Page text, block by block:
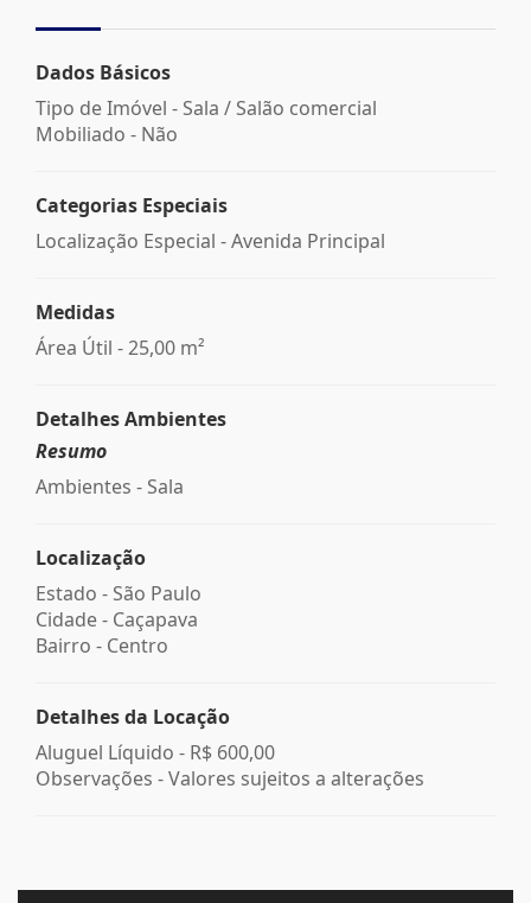
Dados Básicos
Tipo de Imóvel - Sala / Salão comercial
Mobiliado - Não
Categorias Especiais
Localização Especial - Avenida Principal
Medidas
Área Útil - 25,00 m²
Detalhes Ambientes
Resumo
Ambientes - Sala
Localização
Estado - São Paulo
Cidade - Caçapava
Bairro - Centro
Detalhes da Locação
Aluguel Líquido - R$ 600,00
Observações - Valores sujeitos a alterações